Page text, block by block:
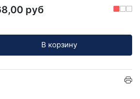
руб
В корзину